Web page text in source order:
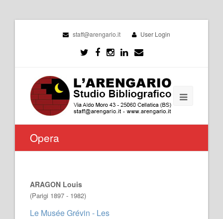
staff@arengario.it User Login
Opera
ARAGON Louis
(Parigi 1897 - 1982)
Le Musée Grévin - Les